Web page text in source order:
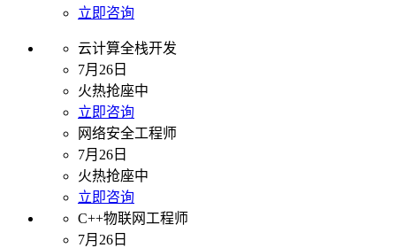
立即咨询
云计算全栈开发
7月26日
火热抢座中
立即咨询
网络安全工程师
7月26日
火热抢座中
立即咨询
C++物联网工程师
7月26日